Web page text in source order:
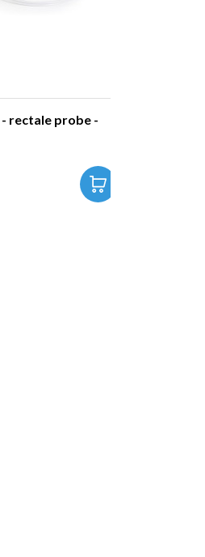
rectale probe -